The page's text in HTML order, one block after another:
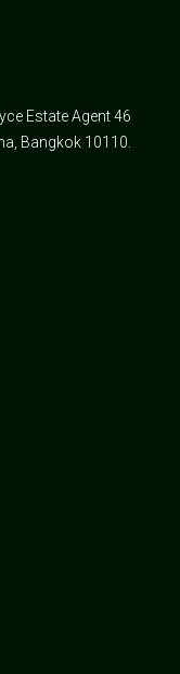
Estate Agent 46
Bangkok 10110.